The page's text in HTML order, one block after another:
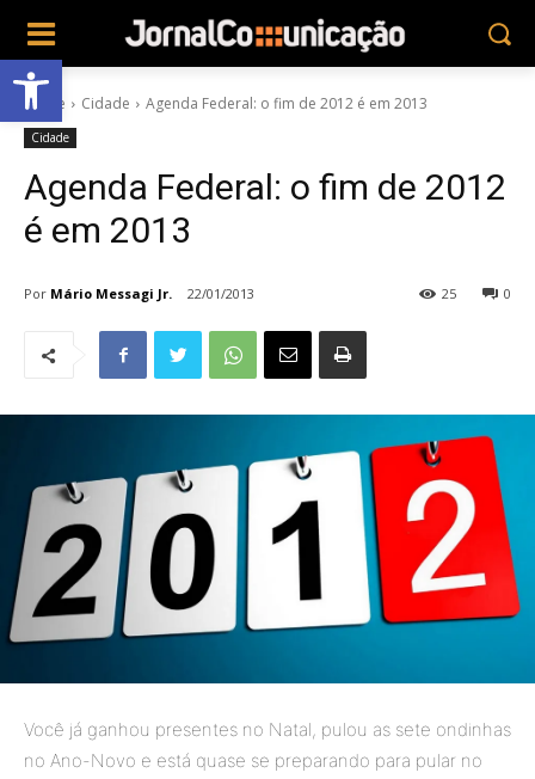
Abrir a barra de ferramentas
Home Cidade Agenda Federal: o fim de 2012 é em 2013
Cidade
Agenda Federal: o fim de 2012
é em 2013
Por Mário Messagi Jr. 22/01/2013 0
25
Você já ganhou presentes no Natal, pulou as sete ondinhas
no Ano-Novo e está quase se preparando para pular no